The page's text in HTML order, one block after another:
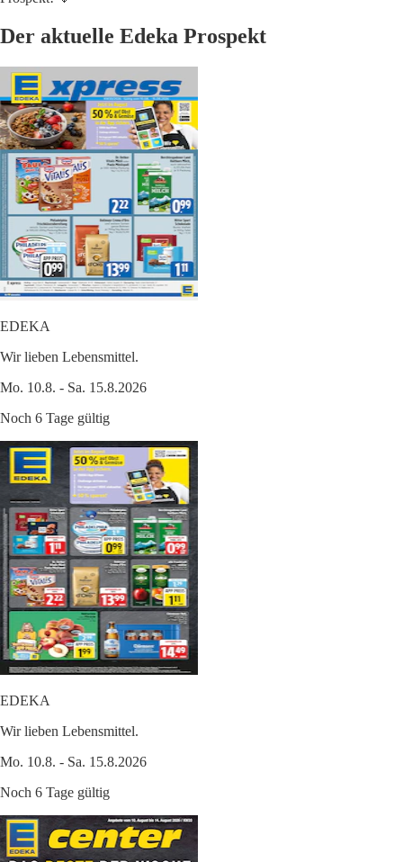
Der aktuelle Edeka Prospekt
EDEKA
Wir lieben Lebensmittel.
Mo. 10.8. - Sa. 15.8.2026
Noch 6 Tage gültig
EDEKA
Wir lieben Lebensmittel.
Mo. 10.8. - Sa. 15.8.2026
Noch 6 Tage gültig